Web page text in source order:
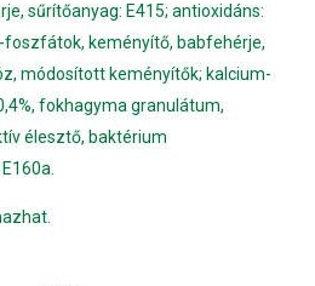
sűrítőanyag: E415; antioxidáns:
foszfátok, keményítő, babfehérje,
módosított keményítők; kalcium-
fokhagyma granulátum,
élesztő, baktérium